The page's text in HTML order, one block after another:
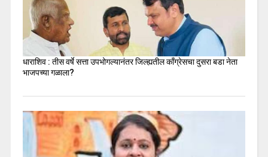
धाराशिव : तीस वर्षे सत्ता उपभोगल्यानंतर जिल्ह्यतील कॉंग्रेसचा दुसरा बडा नेता
भाजपच्या गळाला?